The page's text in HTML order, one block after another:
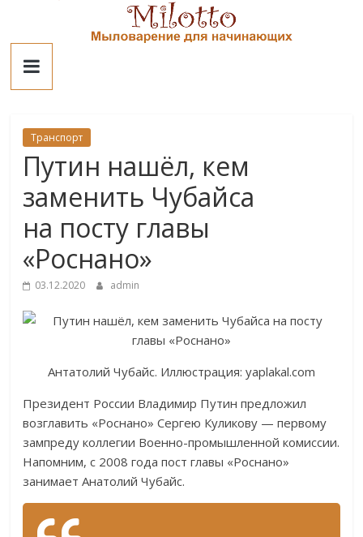
contentМилотто
Транспорт
Путин нашёл, кем
заменить Чубайса
на посту главы
«Роснано»
03.12.2020 admin
Антатолий Чубайс. Иллюстрация: yaplakal.com
Президент России Владимир Путин предложил
возглавить «Роснано» Сергею Куликову — первому
зампреду коллегии Военно-промышленной комиссии.
Напомним, с 2008 года пост главы «Роснано»
занимает Анатолий Чубайс.